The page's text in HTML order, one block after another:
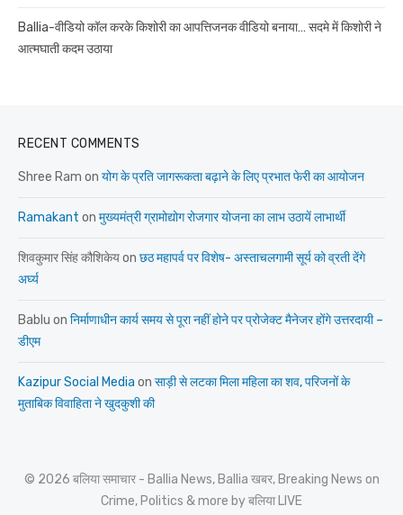
Ballia-वीडियो कॉल करके किशोरी का आपत्तिजनक वीडियो बनाया… सदमे में किशोरी ने
आत्मघाती कदम उठाया
RECENT COMMENTS
Shree Ram on योग के प्रति जागरूकता बढ़ाने के लिए प्रभात फेरी का आयोजन
Ramakant on मुख्यमंत्री ग्रामोद्योग रोजगार योजना का लाभ उठायें लाभार्थी
शिवकुमार सिंह कौशिकेयon छठ महापर्व पर विशेष- अस्ताचलगामी सूर्य को व्रती देंगे
अर्घ्य
Bablu on निर्माणाधीन कार्य समय से पूरा नहीं होने पर प्रोजेक्ट मैनेजर होंगे उत्तरदायी –
डीएम
Kazipur Social Media on साड़ी से लटका मिला महिला का शव, परिजनों के
मुताबिक विवाहिता ने खुदकुशी की
© 2026 बलिया समाचार - Ballia News, Ballia खबर, Breaking News on
Crime, Politics & more by बलिया LIVE